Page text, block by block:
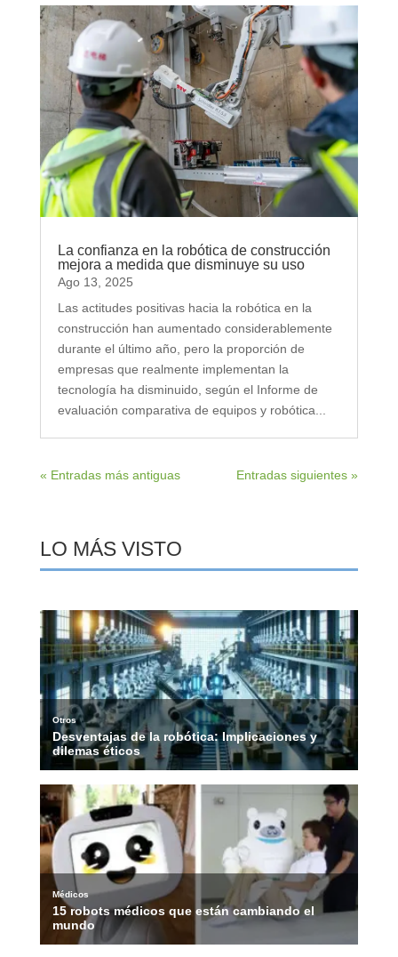
La confianza en la robótica de construcción
mejora a medida que disminuye su uso
Ago 13, 2025
Las actitudes positivas hacia la robótica en la
construcción han aumentado considerablemente
durante el último año, pero la proporción de
empresas que realmente implementan la
tecnología ha disminuido, según el Informe de
evaluación comparativa de equipos y robótica...
« Entradas más antiguas Entradas siguientes »
LO MÁS VISTO